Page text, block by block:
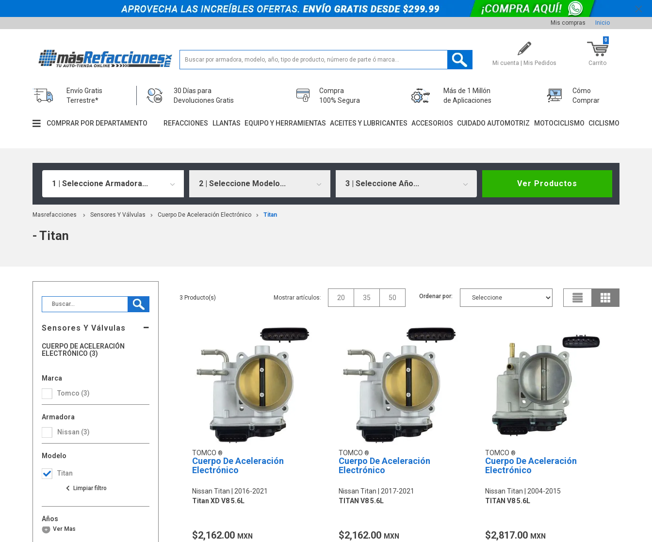
Mis compras Inicio
Mi cuenta | Mis Pedidos Carrito
0
Envío Gratis
Terrestre*
30 Días para
Devoluciones Gratis
Compra
100% Segura
Más de 1 Millón
de Aplicaciones
Cómo
Comprar
COMPRAR POR DEPARTAMENTO REFACCIONES LLANTAS EQUIPO Y HERRAMIENTAS ACEITES Y LUBRICANTES ACCESORIOS CUIDADO AUTOMOTRIZ MOTOCICLISMO CICLISMO
1 | Seleccione Armadora... 2 | Seleccione Modelo... 3 | Seleccione Año... Ver Productos
Masrefacciones Sensores Y Válvulas Cuerpo De Aceleración Electrónico Titan
- Titan
Sensores Y Válvulas
CUERPO DE ACELERACIÓN
ELECTRÓNICO (3)
Marca
Tomco (3)
Armadora
Nissan (3)
Modelo
Titan
Años
Ver Más
3 Mostrar artículos: 20 35 50 Ordenar por:
TOMCO
Cuerpo De Aceleración
Electrónico
Nissan Titan
2016-2021
Titan XD V8 5.6L
$2,162.00 MXN
TOMCO
Cuerpo De Aceleración
Electrónico
Nissan Titan
2017-2021
TITAN V8 5.6L
$2,162.00 MXN
TOMCO
Cuerpo De Aceleración
Electrónico
Nissan Titan
2004-2015
TITAN V8 5.6L
$2,817.00 MXN